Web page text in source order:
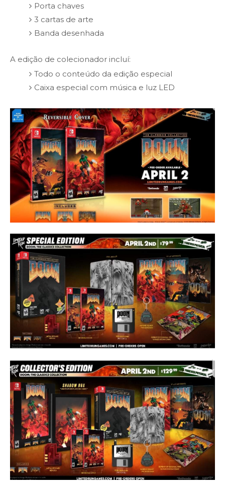
Porta chaves
3 cartas de arte
Banda desenhada
A edição de colecionador incluí:
Todo o conteúdo da edição especial
Caixa especial com música e luz LED